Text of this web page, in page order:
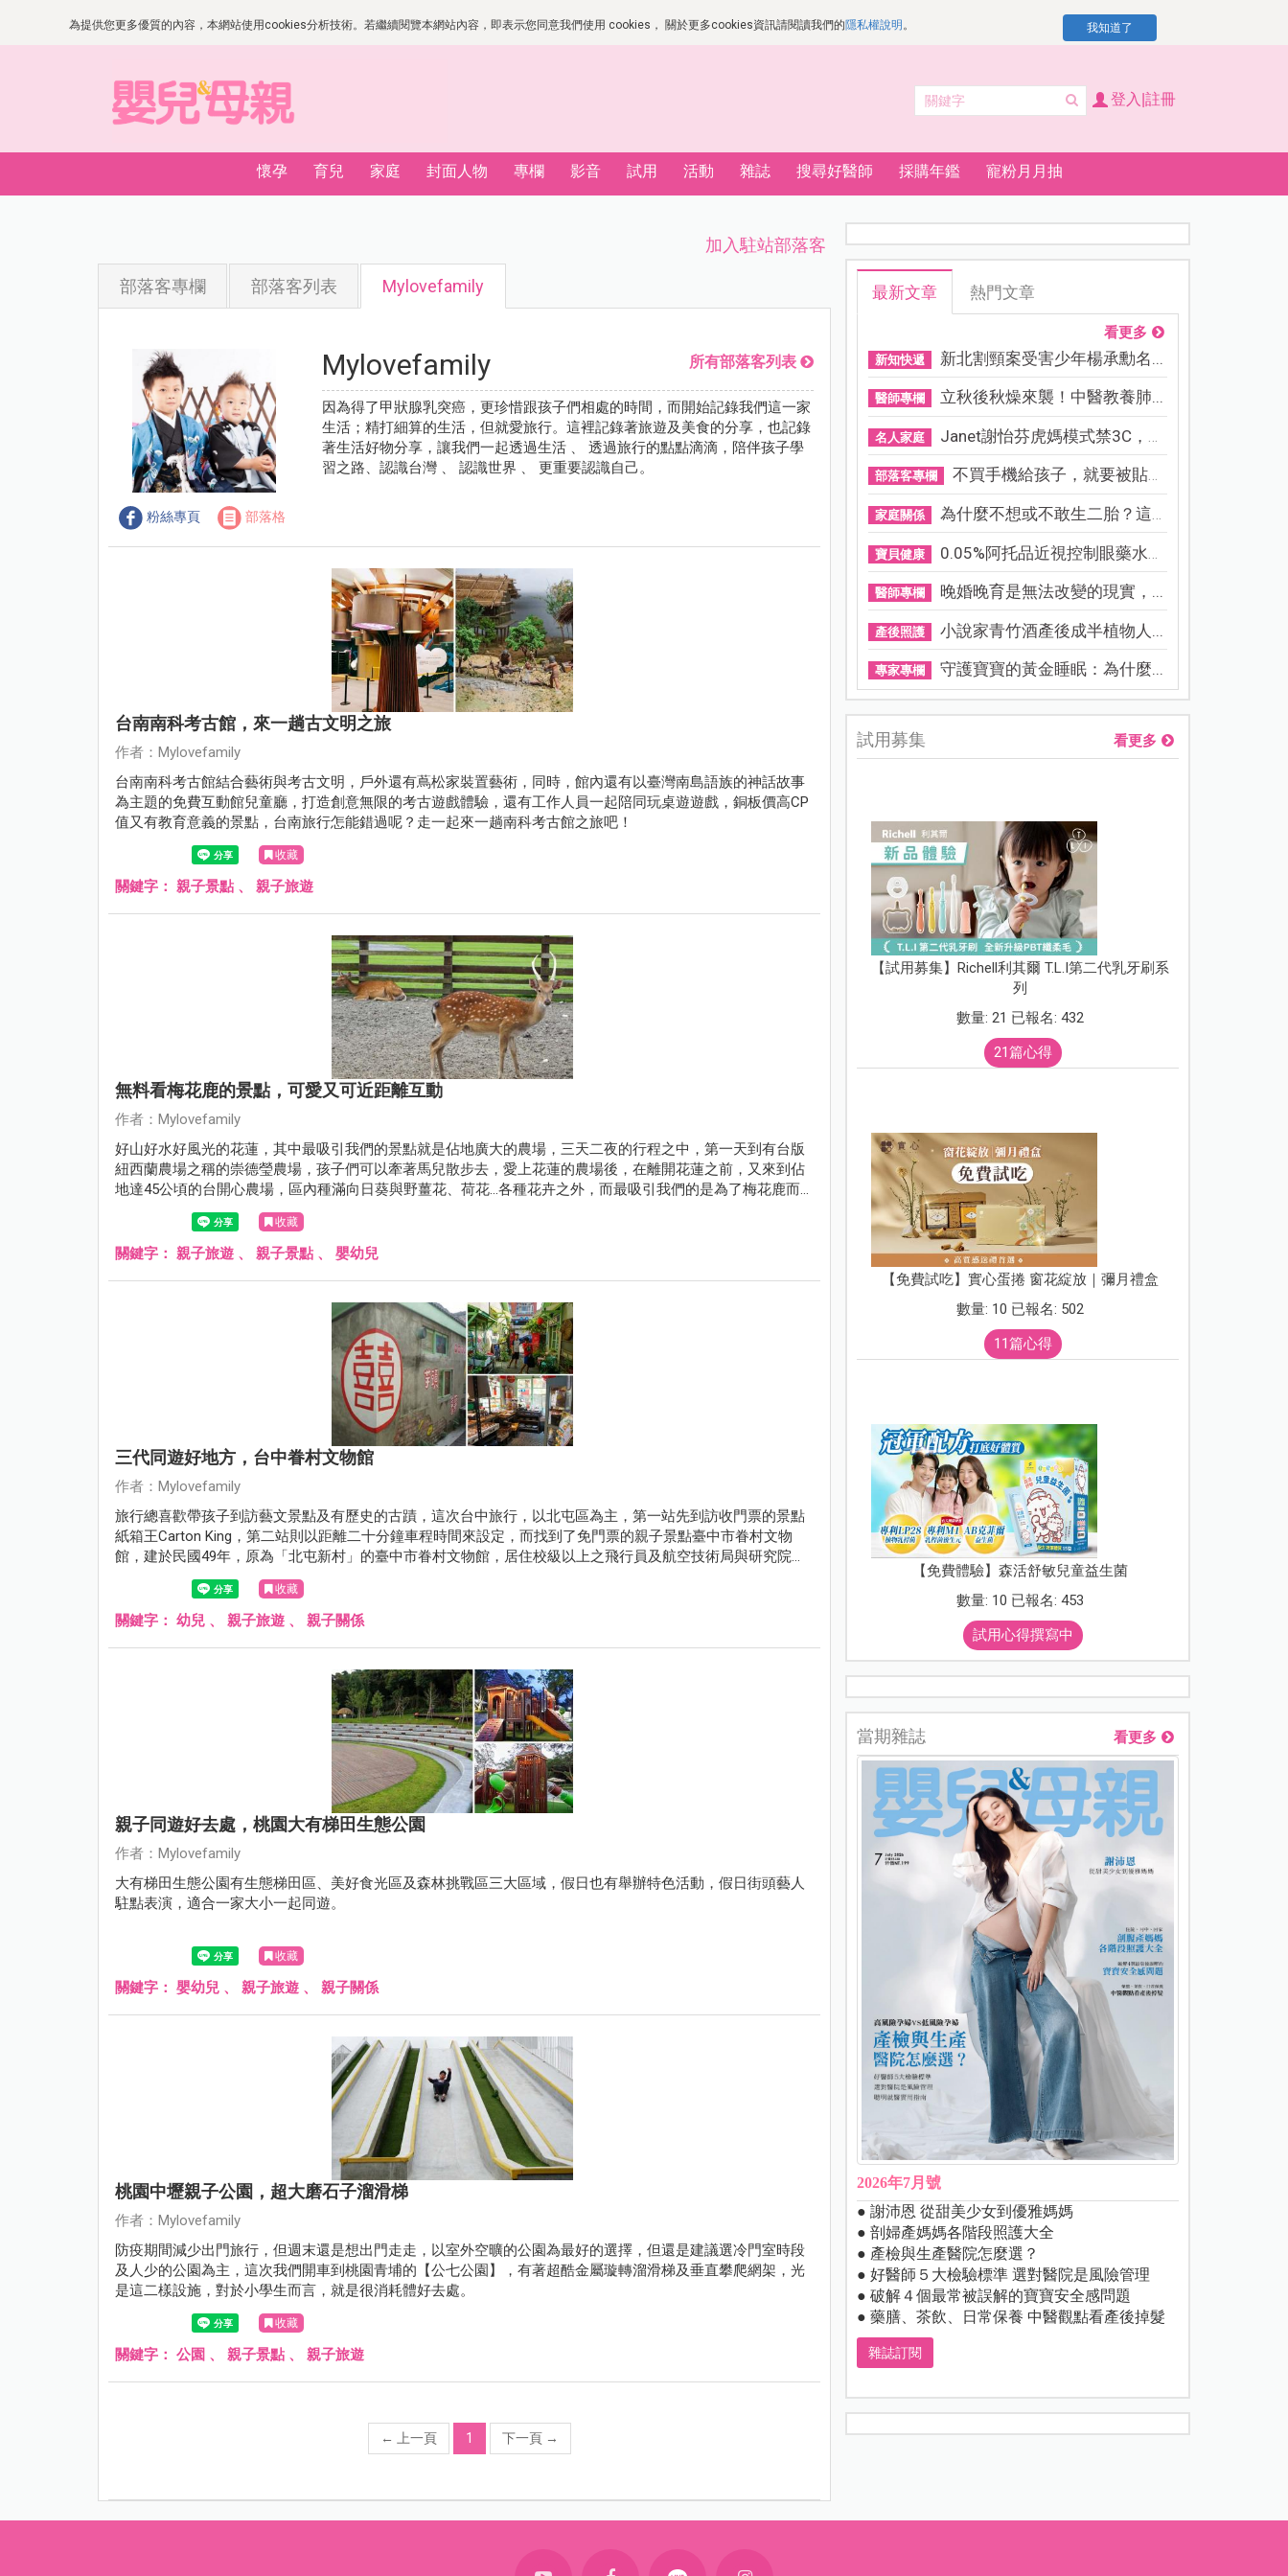
為提供您更多優質的內容，本網站使用cookies分析技術。若繼續閱覽本網站內容，即表示您同意我們使用 cookies， 關於更多cookies資訊請閱讀我們的隱私權說明 。 我知道了
登入|註冊
懷孕 育兒 家庭 封面人物 專欄 影音 試用 活動 雜誌 搜尋好醫師 採購年鑑 寵粉月月抽
加入駐站部落客
部落客專欄 部落客列表 Mylovefamily
粉絲專頁 部落格
Mylovefamily 所有部落客列表
因為得了甲狀腺乳突癌，更珍惜跟孩子們相處的時間，而開始記錄我們這一家
生活；精打細算的生活，但就愛旅行。這裡記錄著旅遊及美食的分享，也記錄
著生活好物分享，讓我們一起透過生活 、 透過旅行的點點滴滴，陪伴孩子學
習之路、認識台灣 、 認識世界 、 更重要認識自己。
台南南科考古館，來一趟古文明之旅
作者：Mylovefamily
台南南科考古館結合藝術與考古文明，戶外還有蔦松家裝置藝術，同時，館內還有以臺灣南島語族的神話故事
為主題的免費互動館兒童廳，打造創意無限的考古遊戲體驗，還有工作人員一起陪同玩桌遊遊戲，銅板價高CP
值又有教育意義的景點，台南旅行怎能錯過呢？走一起來一趟南科考古館之旅吧！
收藏
關鍵字： 親子景點 、 親子旅遊
無料看梅花鹿的景點，可愛又可近距離互動
作者：Mylovefamily
好山好水好風光的花蓮，其中最吸引我們的景點就是佔地廣大的農場，三天二夜的行程之中，第一天到有台版
紐西蘭農場之稱的崇德瑩農場，孩子們可以牽著馬兒散步去，愛上花蓮的農場後，在離開花蓮之前，又來到佔
地達45公頃的台開心農場，區內種滿向日葵與野薑花、荷花…各種花卉之外，而最吸引我們的是為了梅花鹿而
來，台開心農場位在有星巴克貨櫃屋的新天堂樂園旁，有廣大的免費停車場，可以同時順遊室內及室外二個景
點，建議可安排至少二個小時的停留時間。
收藏
關鍵字： 親子旅遊 、 親子景點 、 嬰幼兒
三代同遊好地方，台中眷村文物館
作者：Mylovefamily
旅行總喜歡帶孩子到訪藝文景點及有歷史的古蹟，這次台中旅行，以北屯區為主，第一站先到訪收門票的景點
紙箱王Carton King，第二站則以距離二十分鐘車程時間來設定，而找到了免門票的親子景點臺中市眷村文物
館，建於民國49年，原為「北屯新村」的臺中市眷村文物館，居住校級以上之飛行員及航空技術局與研究院之
技術員，目前保存四棟具代表性的眷村建物。雖只有四棟建築，卻讓我們停留了一個小時多的時間，走，跟著
我們一起去看看吧！
收藏
關鍵字： 幼兒 、 親子旅遊 、 親子關係
親子同遊好去處，桃園大有梯田生態公園
作者：Mylovefamily
大有梯田生態公園有生態梯田區、美好食光區及森林挑戰區三大區域，假日也有舉辦特色活動，假日街頭藝人
駐點表演，適合一家大小一起同遊。
收藏
關鍵字： 嬰幼兒 、 親子旅遊 、 親子關係
桃園中壢親子公園，超大磨石子溜滑梯
作者：Mylovefamily
防疫期間減少出門旅行，但週末還是想出門走走，以室外空曠的公園為最好的選擇，但還是建議選冷門室時段
及人少的公園為主，這次我們開車到桃園青埔的【公七公園】，有著超酷金屬璇轉溜滑梯及垂直攀爬網架，光
是這二樣設施，對於小學生而言，就是很消耗體好去處。
收藏
關鍵字： 公園 、 親子景點 、 親子旅遊
← 上一頁 1 下一頁 →
最新文章 熱門文章
看更多
新知快遞 新北割頸案受害少年楊承勳名...
醫師專欄 立秋後秋燥來襲！中醫教養肺...
名人家庭 Janet謝怡芬虎媽模式禁3C，看...
部落客專欄 不買手機給孩子，就要被貼「...
家庭關係 為什麼不想或不敢生二胎？這8...
寶貝健康 0.05%阿托品近視控制眼藥水納...
醫師專欄 晚婚晚育是無法改變的現實，...
產後照護 小說家青竹酒產後成半植物人...
專家專欄 守護寶寶的黃金睡眠：為什麼...
試用募集 看更多
【試用募集】Richell利其爾 T.L.I第二代乳牙刷系
列
數量: 21 已報名: 432
21篇心得
【免費試吃】實心蛋捲 窗花綻放｜彌月禮盒
數量: 10 已報名: 502
11篇心得
【免費體驗】森活舒敏兒童益生菌
數量: 10 已報名: 453
試用心得撰寫中
當期雜誌 看更多
2026年7月號
● 謝沛恩 從甜美少女到優雅媽媽
● 剖婦產媽媽各階段照護大全
● 產檢與生產醫院怎麼選？
● 好醫師５大檢驗標準 選對醫院是風險管理
● 破解４個最常被誤解的寶寶安全感問題
● 藥膳、茶飲、日常保養 中醫觀點看產後掉髮
雜誌訂閱